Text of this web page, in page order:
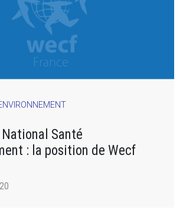
Santé
: la position de Wecf